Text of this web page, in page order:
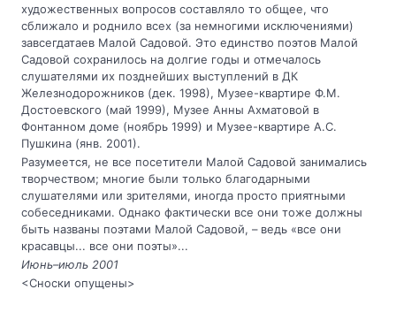
художественных вопросов составляло то общее, что
сближало и роднило всех (за немногими исключениями)
завсегдатаев Малой Садовой. Это единство поэтов Малой
Садовой сохранилось на долгие годы и отмечалось
слушателями их позднейших выступлений в ДК
Железнодорожников (дек. 1998), Музее-квартире Ф.М.
Достоевского (май 1999), Музее Анны Ахматовой в
Фонтанном доме (ноябрь 1999) и Музее-квартире А.С.
Пушкина (янв. 2001).
Разумеется, не все посетители Малой Садовой занимались
творчеством; многие были только благодарными
слушателями или зрителями, иногда просто приятными
собеседниками. Однако фактически все они тоже должны
быть названы поэтами Малой Садовой, – ведь «все они
красавцы... все они поэты»...
Июнь–июль 2001
<Сноски опущены>